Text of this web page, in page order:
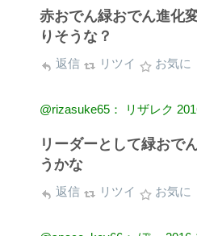
赤おでん緑おでん進化
りそうな？
返信 リツイ お気に
@rizasuke65： リザレク
リーダーとして緑おで
うかな
返信 リツイ お気に